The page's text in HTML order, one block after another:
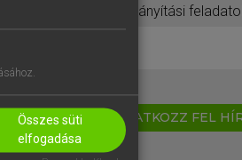
irányítási
IRATKOZZ FEL
Összes süti
elfogadása